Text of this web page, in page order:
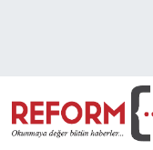
Hava Durumu